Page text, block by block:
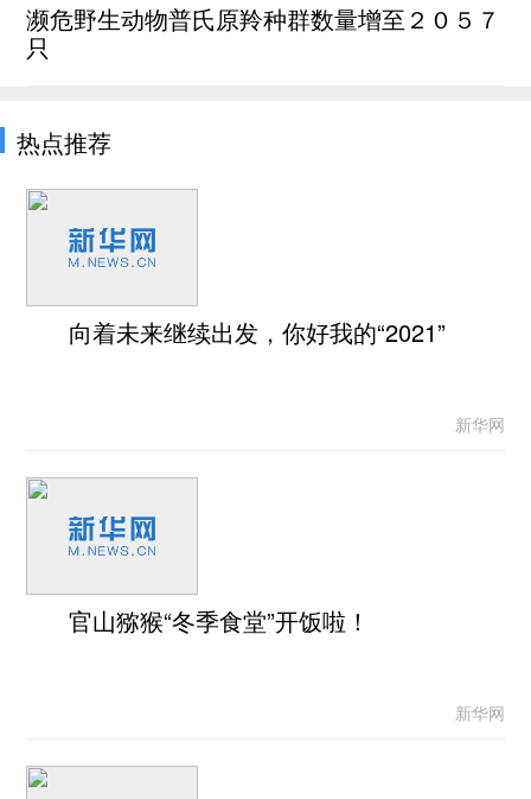
濒危野生动物普氏原羚种群数量增至２０５７
只
热点推荐
向着未来继续出发，你好我的“2021”
新华网
官山猕猴“冬季食堂”开饭啦！
新华网